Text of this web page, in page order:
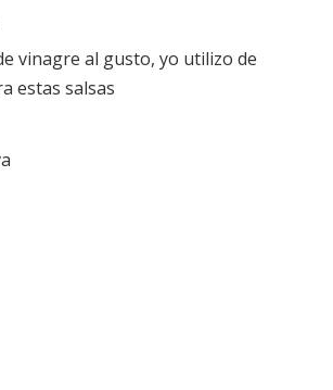
vinagre al gusto, yo utilizo de
estas salsas